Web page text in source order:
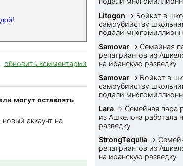
обновить комментарии
могут оставлять
аккаунт на
Litogon → Бойкот в
самоубийству
подали
Samovar → Семейная
репатриантов из
на иранскую разведку
Samovar → Бойкот в
самоубийству
подали
Lara → Семейная пара
из Ашкелона работала
разведку
StrongTequila →
репатриантов из
на иранскую разведку